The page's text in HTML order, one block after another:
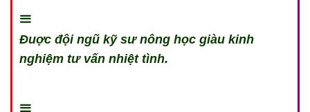
Đuợc đội ngũ kỹ sư nông học giàu kinh
nghiệm tư vấn nhiệt tình.